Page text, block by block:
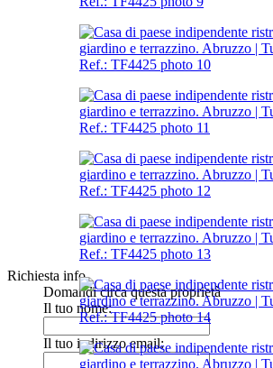
Richiesta info
Domandi circa questa proprietà
Il tuo nome:
Il tuo indirizzo email: